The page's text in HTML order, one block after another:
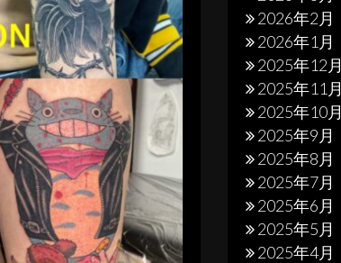
予約は結構埋まって
日は用事で原宿にい
いかもす…（＾ω＾）
2026年2月
2026年1月
2025年12月
2025年11月
2025年10月
2025年9月
2025年8月
2025年7月
2025年6月
2025年5月
2025年4月